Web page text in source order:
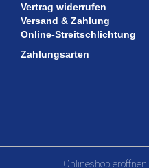
Vertrag widerrufen
Versand & Zahlung
Online-Streitschlichtung
Zahlungsarten
Onlineshop eröffnen